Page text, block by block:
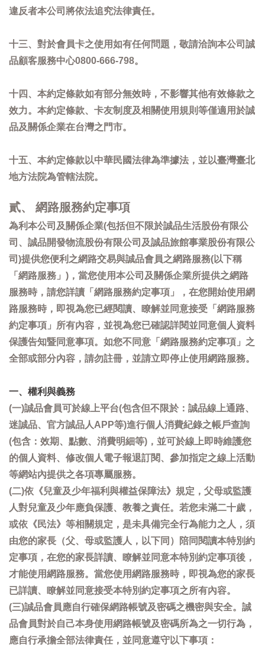
違反者本公司將依法追究法律責任。
十三、對於會員卡之使用如有任何問題，敬請洽詢本公司誠
品顧客服務中心0800-666-798。
十四、本約定條款如有部分無效時，不影響其他有效條款之
效力。本約定條款、卡友制度及相關使用規則等僅適用於誠
品及關係企業在台灣之門市。
十五、本約定條款以中華民國法律為準據法，並以臺灣臺北
地方法院為管轄法院。
貳、 網路服務約定事項
為利本公司及關係企業(包括但不限於誠品生活股份有限公
司、誠品開發物流股份有限公司及誠品旅館事業股份有限公
司)提供您便利之網路交易與誠品會員之網路服務(以下稱
「網路服務」)，當您使用本公司及關係企業所提供之網路
服務時，請您詳讀「網路服務約定事項」，在您開始使用網
路服務時，即視為您已經閱讀、瞭解並同意接受「網路服務
約定事項」所有內容，並視為您已確認詳閱並同意個人資料
保護告知暨同意事項。如您不同意「網路服務約定事項」之
全部或部分內容，請勿註冊，並請立即停止使用網路服務。
一、權利與義務
(一)誠品會員可於線上平台(包含但不限於：誠品線上通路、
迷誠品、官方誠品人APP等)進行個人消費紀錄之帳戶查詢
(包含：效期、點數、消費明細等)，並可於線上即時維護您
的個人資料、修改個人電子報退訂閱、參加指定之線上活動
等網站內提供之各項專屬服務。
(二)依《兒童及少年福利與權益保障法》規定，父母或監護
人對兒童及少年應負保護、教養之責任。若您未滿二十歲，
或依《民法》等相關規定，是未具備完全行為能力之人，須
由您的家長（父、母或監護人，以下同）陪同閱讀本特別約
定事項，在您的家長詳讀、瞭解並同意本特別約定事項後，
才能使用網路服務。當您使用網路服務時，即視為您的家長
已詳讀、瞭解並同意接受本特別約定事項之所有內容。
(三)誠品會員應自行確保網路帳號及密碼之機密與安全。誠
品會員對於自己本身使用網路帳號及密碼所為之一切行為，
應自行承擔全部法律責任，並同意遵守以下事項：